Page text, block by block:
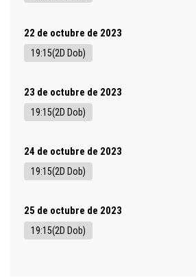
22 de octubre de 2023
19:15(2D Dob)
23 de octubre de 2023
19:15(2D Dob)
24 de octubre de 2023
19:15(2D Dob)
25 de octubre de 2023
19:15(2D Dob)